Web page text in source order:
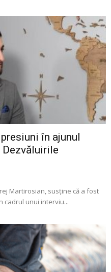
în ajunul
Dezvăluirile
Martirosian, susține că a fost
cadrul unui interviu...